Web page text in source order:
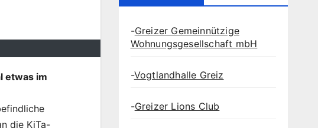
etwas im
die KiTa-
-Greizer Gemeinnützige
Wohnungsgesellschaft mbH
-Vogtlandhalle Greiz
-Greizer Lions Club